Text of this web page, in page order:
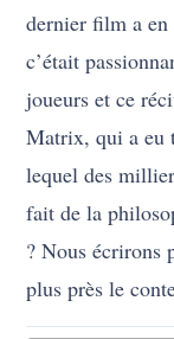
dernier film a
c’était
joueurs et ce
Matrix, qui a eu
lequel des
fait de la
? Nous écrirons
plus près le